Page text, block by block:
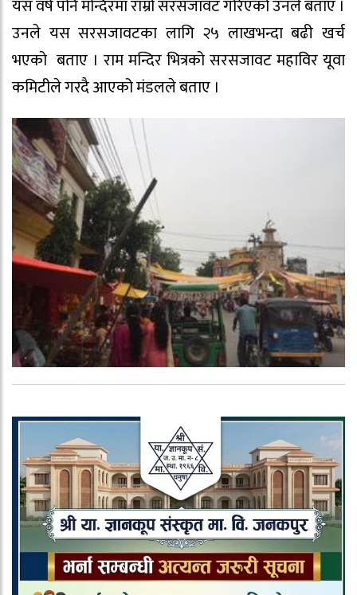
यस वर्ष पनि मन्दिरमा राम्रो सरसजावट गरिएको उनले बताए ।
उनले यस सरसजावटका लागि २५ लाखभन्दा बढी खर्च
भएको बताए । राम मन्दिर भित्रको सरसजावट महाविर यूवा
कमिटीले गरदै आएको मंडलले बताए ।